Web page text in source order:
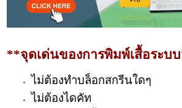
**จุดเด่นของการพิมพ์เสื้อระบ
ไม่ต้องทำบล็อกสกรีนใดๆ
ไม่ต้องไดคัท